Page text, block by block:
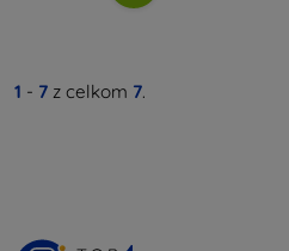
1 - 7 z celkom 7.